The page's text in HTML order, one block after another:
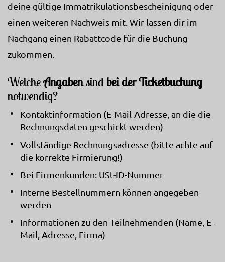
deine gültige Immatrikulationsbescheinigung oder
einen weiteren Nachweis mit. Wir lassen dir im
Nachgang einen Rabattcode für die Buchung
zukommen.
WelcheAngabensind bei der Ticketbuchung
notwendig?
Kontaktinformation (E-Mail-Adresse, an die die
Rechnungsdaten geschickt werden)
Vollständige Rechnungsadresse (bitte achte auf
die korrekte Firmierung!)
Bei Firmenkunden: USt-ID-Nummer
Interne Bestellnummern können angegeben
werden
Informationen zu den Teilnehmenden (Name, E-
Mail, Adresse, Firma)